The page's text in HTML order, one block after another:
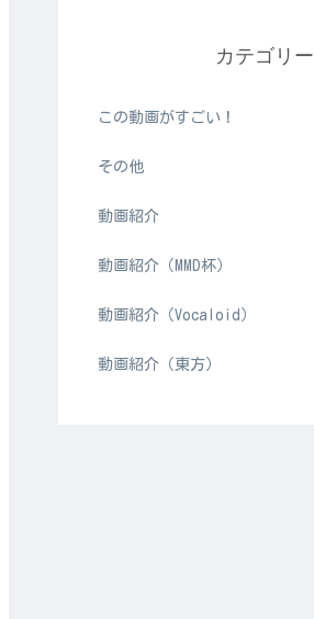
カテゴリー
この動画がすごい！
その他
動画紹介
動画紹介（MMD杯）
動画紹介（Vocaloid）
動画紹介（東方）